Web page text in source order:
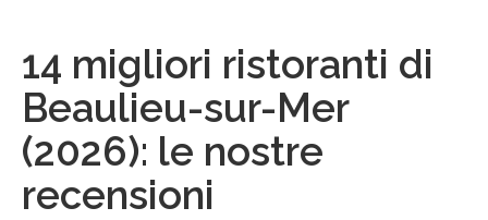
-
Le
blog
de
Claire
et
14 migliori ristoranti di
Beaulieu-sur-Mer
(2026): le nostre
recensioni